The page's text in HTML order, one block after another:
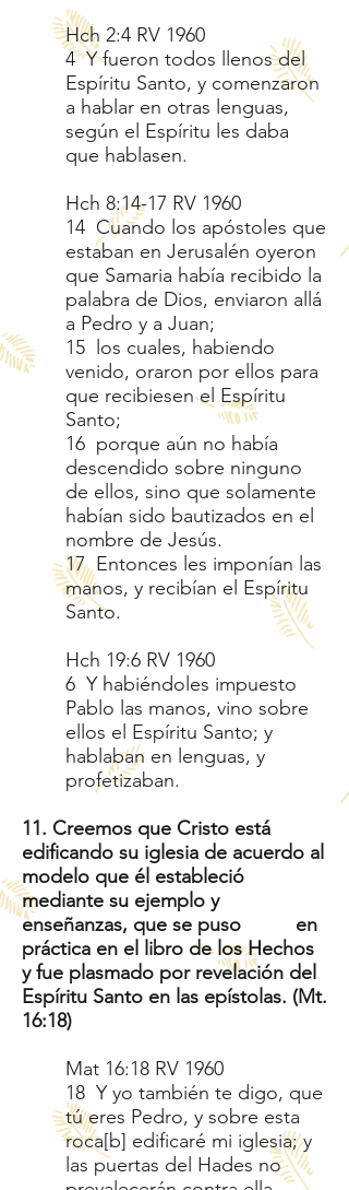
Hch 2:4 RV 1960
4 Y fueron todos llenos del
Espíritu Santo, y comenzaron
a hablar en otras lenguas,
según el Espíritu les daba
que hablasen.
Hch 8:14-17 RV 1960
14 Cuando los apóstoles que
estaban en Jerusalén oyeron
que Samaria había recibido la
palabra de Dios, enviaron allá
a Pedro y a Juan;
15 los cuales, habiendo
venido, oraron por ellos para
que recibiesen el Espíritu
Santo;
16 porque aún no había
descendido sobre ninguno
de ellos, sino que solamente
habían sido bautizados en el
nombre de Jesús.
17 Entonces les imponían las
manos, y recibían el Espíritu
Santo.
Hch 19:6 RV 1960
6 Y habiéndoles impuesto
Pablo las manos, vino sobre
ellos el Espíritu Santo; y
hablaban en lenguas, y
profetizaban.
11. Creemos que Cristo está
edificando su iglesia de acuerdo al
modelo que él estableció
mediante su ejemplo y
enseñanzas, que se puso en
práctica en el libro de los Hechos
y fue plasmado por revelación del
Espíritu Santo en las epístolas. (Mt.
16:18)
Mat 16:18 RV 1960
18 Y yo también te digo, que
tú eres Pedro, y sobre esta
roca[b] edificaré mi iglesia; y
las puertas del Hades no